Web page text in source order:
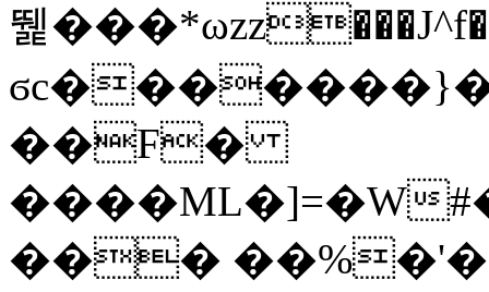
뛡
��F�
����ML�]=�W
���